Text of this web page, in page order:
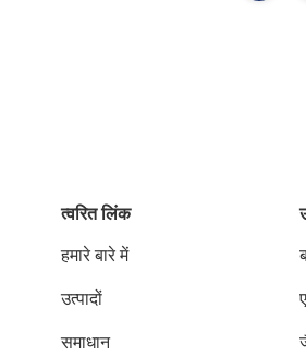
त्वरित लिंक
हमारे बारे में
उत्पादों
समाधान